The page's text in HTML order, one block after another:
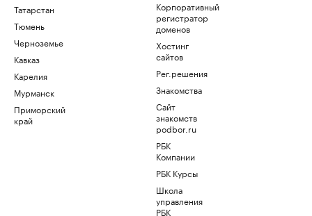
Татарстан
Тюмень
Черноземье
Кавказ
Карелия
Мурманск
Приморский
край
Корпоративный
регистратор
доменов
Хостинг
сайтов
Рег.решения
Знакомства
Сайт
знакомств
podbor.ru
РБК
Компании
РБК Курсы
Школа
управления
РБК